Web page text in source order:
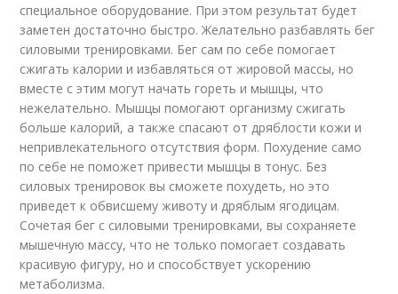
специальное оборудование. При этом результат будет
заметен достаточно быстро. Желательно разбавлять бег
силовыми тренировками. Бег сам по себе помогает
сжигать калории и избавляться от жировой массы, но
вместе с этим могут начать гореть и мышцы, что
нежелательно. Мышцы помогают организму сжигать
больше калорий, а также спасают от дряблости кожи и
непривлекательного отсутствия форм. Похудение само
по себе не поможет привести мышцы в тонус. Без
силовых тренировок вы сможете похудеть, но это
приведет к обвисшему животу и дряблым ягодицам.
Сочетая бег с силовыми тренировками, вы сохраняете
мышечную массу, что не только помогает создавать
красивую фигуру, но и способствует ускорению
метаболизма.